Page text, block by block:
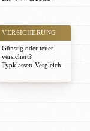
VERSICHERUNG
Günstig oder teuer
versichert?
Typklassen-Vergleich.